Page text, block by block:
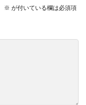
※ が付いている欄は必須項